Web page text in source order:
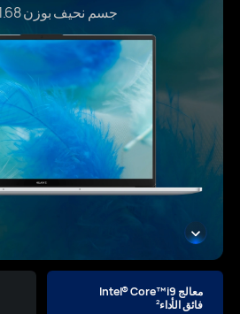
معالج Intel® Core™ i9
فائق الأداء2
جسم نحيف بوزن 1.68 كجم